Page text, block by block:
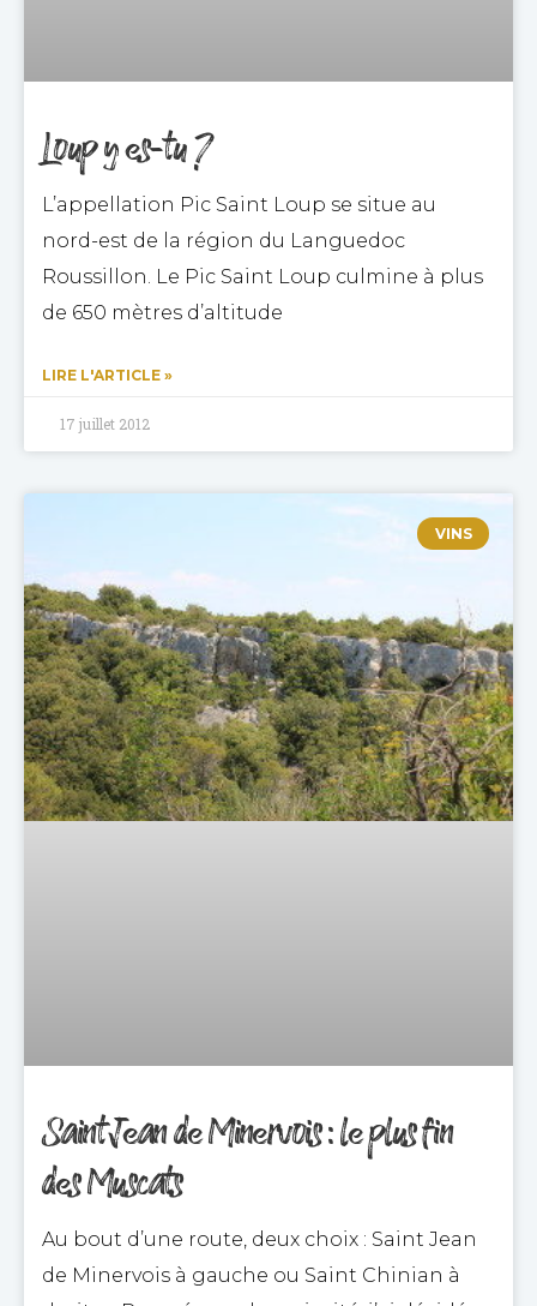
Loup y es-tu ?
L’appellation Pic Saint Loup se situe au
nord-est de la région du Languedoc
Roussillon. Le Pic Saint Loup culmine à plus
de 650 mètres d’altitude
LIRE L'ARTICLE »
17 juillet 2012
VINS
Saint Jean de Minervois : le plus fin
des Muscats
Au bout d’une route, deux choix : Saint Jean
de Minervois à gauche ou Saint Chinian à